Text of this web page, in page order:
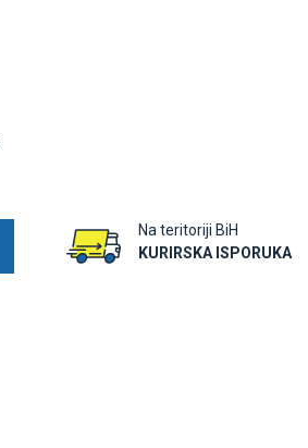
Na teritoriji BiH
KURIRSKA ISPORUKA